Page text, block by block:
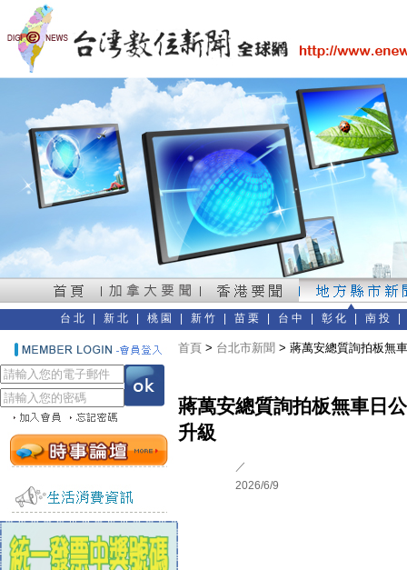
台北 新北 桃園 新竹 苗栗 台中 彰化 南投
首頁 > 台北市新聞 > 蔣萬安總質詢拍板無
蔣萬安總質詢拍板無車日
升級
／
2026/6/9